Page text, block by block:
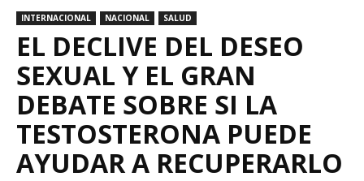
INTERNACIONAL NACIONAL SALUD
EL DECLIVE DEL DESEO
SEXUAL Y EL GRAN
DEBATE SOBRE SI LA
TESTOSTERONA PUEDE
AYUDAR A RECUPERARLO